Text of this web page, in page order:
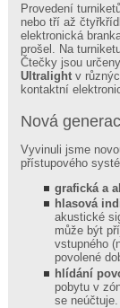
Přístupový
systém
Pošta
Bonusové
body
Sestavy
Synchronizace
Elektronické
klíče
Ceny
Elektronická
evidence
GDPR
Reference
Rubriky
Provedení
nebo tří až
elektronická
prošel. Na
Čtečky jsou
Ultralight v
kontaktní
Nová
Vyvinuli jsme
přístupového
grafická a
hlasová
akustické
může být
vstupného
povolené
hlídání
pobytu v
se neúčtuje.